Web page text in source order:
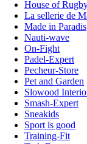
House of
La sellerie de
Made in Paradis
Nauti-wave
On-Fight
Padel-Expert
Pecheur-Store
Pet and Garden
Slowood
Smash-Expert
Sneakids
Sport is good
Training-Fit